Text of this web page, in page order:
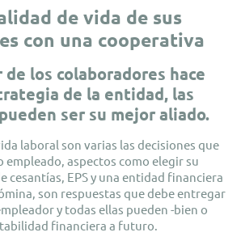
de vida de sus
con una cooperativa
los colaboradores hace
de la entidad, las
ser su mejor aliado.
laboral son varias las decisiones que
empleado, aspectos como elegir su
cesantías, EPS y una entidad financiera
son respuestas que debe entregar
y todas ellas pueden -bien o
financiera a futuro.